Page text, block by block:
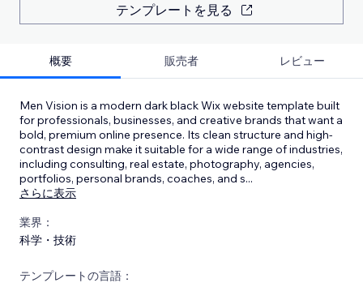
テンプレートを見る
概要 販売者 レビュー
Men Vision is a modern dark black Wix website template built
for professionals, businesses, and creative brands that want a
bold, premium online presence. Its clean structure and high-
contrast design make it suitable for a wide range of industries,
including consulting, real estate, photography, agencies,
portfolios, personal brands, coaches, and s...
さらに表示
業界：
科学・技術
テンプレートの言語：